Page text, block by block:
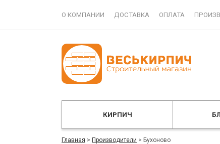
О КОМПАНИИ ДОСТАВКА ОПЛАТА
КИРПИЧ
Главная > Производители > Бухоново